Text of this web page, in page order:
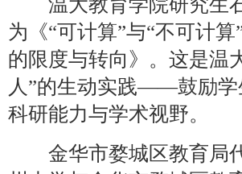
温大教育学院研究生石
为《“可计算”与“不可计
的限度与转向》。这是温
人”的生动实践——鼓励学
科研能力与学术视野。
金华市婺城区教育局代